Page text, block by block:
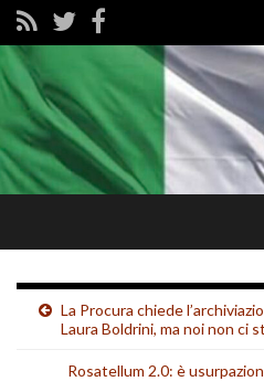
La Procura chiede
Laura Boldrini, ma noi non ci
Rosatellum 2.0: è